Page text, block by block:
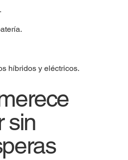
híbridos y eléctricos.
sin